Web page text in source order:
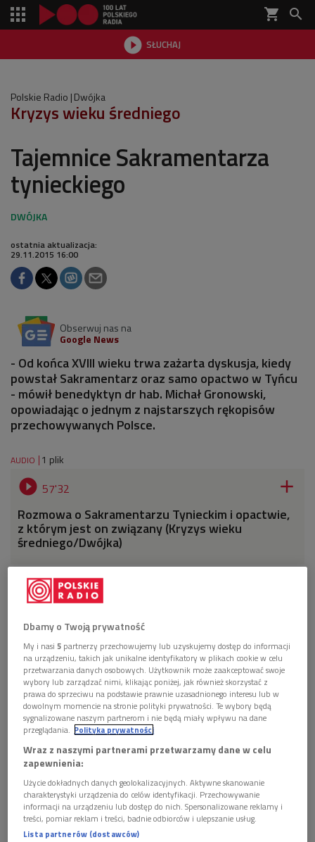
shopping_cart 
 SŁUCHAJ

Polskie Radio Dwójka
Kryzys wieku średniego
Tajemnice Sakramentarza
tynieckiego
ostatnia aktualizacja:
29.11.2015 16:00
Obserwuj nas na
Google News
- Od końca XVIII wieku trwa zażarta dyskusja, kiedy
powstał Sakramentarz oraz samo opactwo w Tyńcu
- mówił benedyktyn dr hab. Michał Gronowski,
opowiadając o jednym z najstarszych rękopisów
przechowywanych Polsce.
AUDIO 1 plik
 57'32 
Rozmowa o Sakramentarzu Tynieckim i opactwie,
z którym jest on związany (Kryzys wieku
średniego/Dwójka)
28 listopada odbył się w Pałacu Rzeczypospolitej pokaz Sakramentarza
tynieckiego (na zdj.). Było to w ramach cyklu PIERWSZE/NAJSTARSZE - z
okazji 1050. rocznicy chrztu Polski Biblioteka Narodowa co miesiąc
zaprezentuje najstarsze zabytki kultury i historii dokumentujące początki
państwa polskiego
Foto: PAP/Marcin Obara
Rękopis to szczególny, zaliczany bowiem do grupy kilku
Dbamy o Twoją prywatność
My i nasi 5 partnerzy przechowujemy lub uzyskujemy dostęp do informacji
na urządzeniu, takich jak unikalne identyfikatory w plikach cookie w celu
przetwarzania danych osobowych. Użytkownik może zaakceptować swoje
wybory lub zarządzać nimi, klikając poniżej, jak również skorzystać z
prawa do sprzeciwu na podstawie prawnie uzasadnionego interesu lub w
dowolnym momencie na stronie polityki prywatności. Te wybory będą
sygnalizowane naszym partnerom i nie będą miały wpływu na dane
przeglądania.
Polityka prywatności
Wraz z naszymi partnerami przetwarzamy dane w celu
zapewnienia:
Użycie dokładnych danych geolokalizacyjnych. Aktywne skanowanie
charakterystyki urządzenia do celów identyfikacji. Przechowywanie
informacji na urządzeniu lub dostęp do nich. Spersonalizowane reklamy i
treści, pomiar reklam i treści, badnie odbiorców i ulepszanie usług.
Lista partnerów (dostawców)